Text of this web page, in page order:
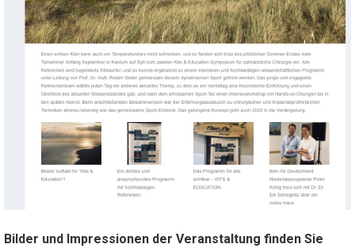
Bilder und Impressionen der Veranstaltung finden Sie